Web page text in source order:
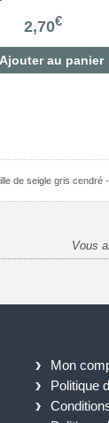
10 gr – Réf.
ANTCLAIR
2,70€
Ajouter au panier
de seigle gris cendré
Vous
Mon
Politique